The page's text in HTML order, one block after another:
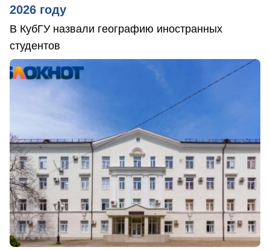
2026 году
В КубГУ назвали географию иностранных
студентов